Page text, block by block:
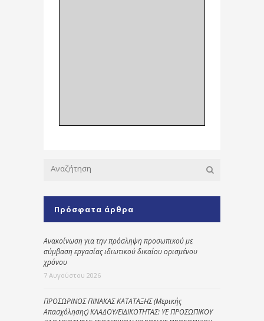
Πρόσφατα άρθρα
Ανακοίνωση για την πρόσληψη προσωπικού με
σύμβαση εργασίας ιδιωτικού δικαίου ορισμένου
χρόνου
7 Αυγούστου 2026
ΠΡΟΣΩΡΙΝΟΣ ΠΙΝΑΚΑΣ ΚΑΤΑΤΑΞΗΣ (Μερικής
Απασχόλησης) ΚΛΑΔΟΥ/ΕΙΔΙΚΟΤΗΤΑΣ: ΥΕ ΠΡΟΣΩΠΙΚΟΥ